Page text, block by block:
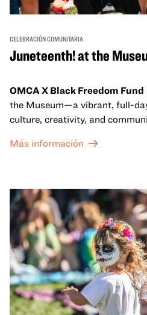
CELEBRACIÓN COMUNITARIA
Juneteenth! at the
OMCA X Black Freedom Fund
the Museum—a vibrant, full-
culture, creativity, and
sets from boundary-pushing
move, make, and connect in
Más información